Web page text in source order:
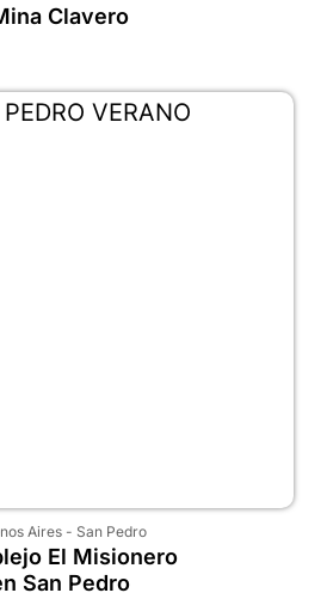
Clavero
Aires- San Pedro
El Misionero
San Pedro